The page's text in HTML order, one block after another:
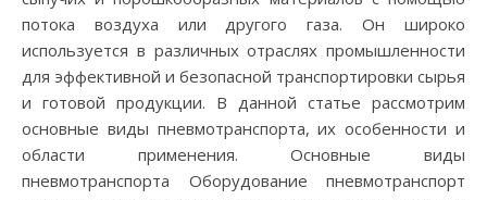
потока воздуха или другого газа. Он широко
используется в различных отраслях промышленности
для эффективной и безопасной транспортировки сырья
и готовой продукции. В данной статье рассмотрим
основные виды пневмотранспорта, их особенности и
области применения. Основные виды
пневмотранспорта Оборудование пневмотранспорт